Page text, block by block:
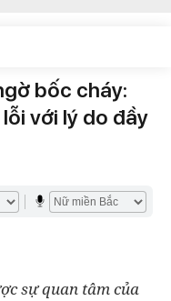
bốc cháy:
với lý do đầy
sự quan tâm của